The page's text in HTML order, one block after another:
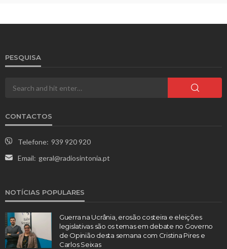
PESQUISA
CONTACTOS
Telefone: 939 920 920
Email: geral@radiosintonia.pt
NOTÍCIAS POPULARES
Guerra na Ucrânia, erosão costeira e eleições
legislativas são os temas em debate no Governo
de Opinião desta semana com Cristina Pires e
Carlos Seixas